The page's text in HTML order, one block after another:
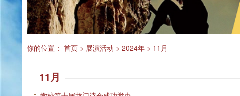
你的位置： 首页 > 展演活动 > 2024年 > 11月
11月